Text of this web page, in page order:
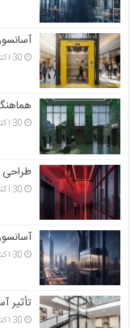
30 اکتبر, 2025
30 اکتبر, 2025
طراحی
30 اکتبر, 2025
30 اکتبر, 2025
تأثیر
30 اکتبر, 2025